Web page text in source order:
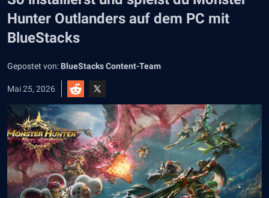
Hunter Outlanders auf dem PC mit
BlueStacks
Gepostet von: BlueStacks Content-Team
Mai 25, 2026